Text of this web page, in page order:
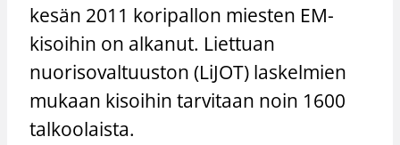
kesän 2011 koripallon miesten EM-
kisoihin on alkanut. Liettuan
nuorisovaltuuston (LiJOT) laskelmien
mukaan kisoihin tarvitaan noin 1600
talkoolaista.